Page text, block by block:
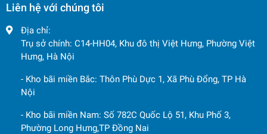
Liên hệ với chúng tôi
Địa chỉ:
Trụ sở chính: C14-HH04, Khu đô thị Việt Hưng, Phường Việt
Hưng, Hà Nội
- Kho bãi miền Bắc: Thôn Phù Dực 1, Xã Phù Đổng, TP Hà
Nội
- Kho bãi miền Nam: Số 782C Quốc Lộ 51, Khu Phố 3,
Phường Long Hưng,TP Đồng Nai